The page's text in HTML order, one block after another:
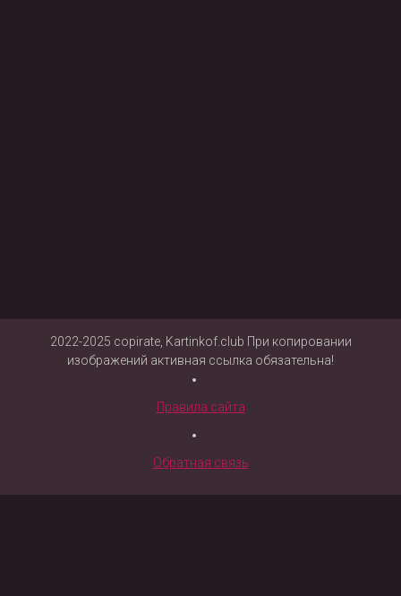
2022-2025 copirate, Kartinkof.club При копировании
изображений активная ссылка обязательна!
Правила сайта
Обратная связь